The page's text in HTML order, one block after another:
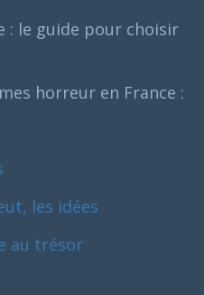
: le guide pour choisir
horreur en France :
les idées
au trésor